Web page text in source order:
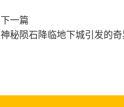
下一篇
神秘陨石降临地下城引发的